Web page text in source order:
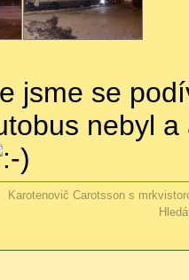
jsme se
nebyl
Karotenovič Carotsson s